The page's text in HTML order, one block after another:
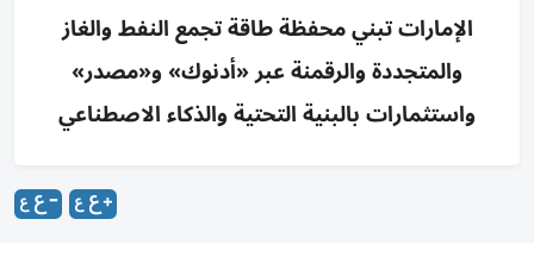
الإمارات تبني محفظة طاقة تجمع النفط والغاز
والمتجددة والرقمنة عبر «أدنوك» و«مصدر»
واستثمارات بالبنية التحتية والذكاء الاصطناعي